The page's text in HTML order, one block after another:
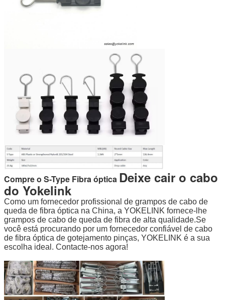
Compre o S-Type Fibra óptica Deixe cair o cabo
do Yokelink
Como um fornecedor profissional de grampos de cabo de
queda de fibra óptica na China, a YOKELINK fornece-lhe
grampos de cabo de queda de fibra de alta qualidade.Se
você está procurando por um fornecedor confiável de cabo
de fibra óptica de gotejamento pinças, YOKELINK é a sua
escolha ideal. Contacte-nos agora!